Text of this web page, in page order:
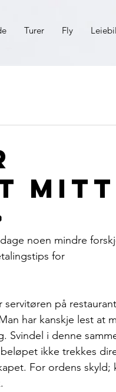
Turer Fly Leiebil
mitt
noen mindre
for
på
har kanskje lest at
Svindel i denne
ikke trekkes
For ordens